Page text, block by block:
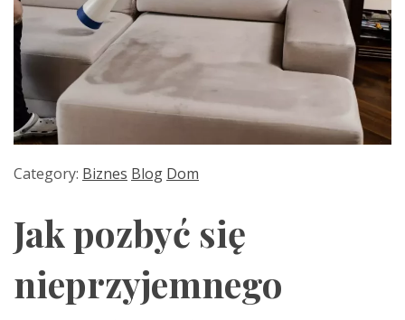
Category: Biznes Blog Dom
Jak pozbyć się
nieprzyjemnego